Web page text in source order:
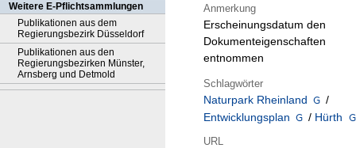
Weitere E-Pflichtsammlungen
Publikationen aus dem
Regierungsbezirk Düsseldorf
Publikationen aus den
Regierungsbezirken Münster,
Arnsberg und Detmold
Anmerkung
Erscheinungsdatum den
Dokumenteigenschaften
entnommen
Schlagwörter
Naturpark Rheinland
/
Entwicklungsplan
/ Hürth
URL